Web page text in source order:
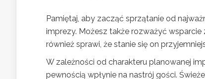
Pamiętaj, aby zacząć sprzątanie od
imprezy. Możesz także rozważyć
również sprawi, że stanie się on
W zależności od charakteru planowanej
pewnością wpłynie na nastrój gości.